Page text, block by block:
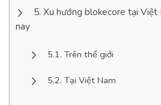
Xu hướng blokecore tại Việt
nay
Trên thế giới
Tại Việt Nam